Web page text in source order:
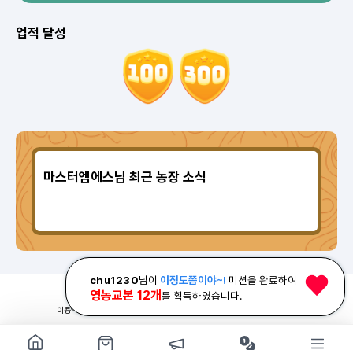
업적 달성
마스터엠에스님 최근 농장 소식
chu1230님이 이정도쯤이야~! 미션을 완료하여
영농교본 12개를 획득하였습니다.
광고하기|매체 제휴|메일 문의|
카카오채널
이용약관
쇼핑몰 구경하기 방문시 1G